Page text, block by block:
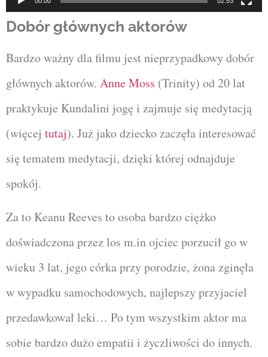
Dobór głównych aktorów
Bardzo ważny dla filmu jest nieprzypadkowy dobór
głównych aktorów. Anne Moss (Trinity) od 20 lat
praktykuje Kundalini jogę i zajmuje się medytacją
(więcej tutaj). Już jako dziecko zaczęła interesować
się tematem medytacji, dzięki której odnajduje
spokój.
Za to Keanu Reeves to osoba bardzo ciężko
doświadczona przez los m.in ojciec porzucił go w
wieku 3 lat, jego córka przy porodzie, żona zginęła
w wypadku samochodowych, najlepszy przyjaciel
przedawkował leki… Po tym wszystkim aktor ma
sobie bardzo dużo empatii i życzliwości do innych.